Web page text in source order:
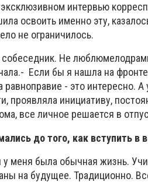
интервью
освоить именно эту,
не ограничилось.
Не люблюмело
Если бы я нашла на
равноправие - это интересно. А
проявляла инициативу,
все личное решается в
до того, как вступить в
меня была обычная жизнь.
на будущее. Традиционно.